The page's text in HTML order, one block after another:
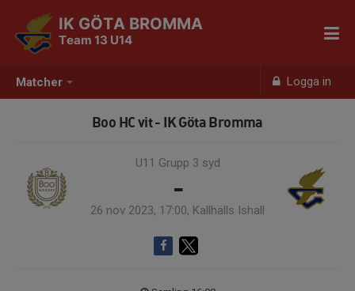
Matcher Logga in
IK GÖTA BROMMA
Team 13 U14
Boo HC vit - IK Göta Bromma
U11 Grupp 3 syd
-
26 nov 2023, 17:00, Kallhälls Ishall